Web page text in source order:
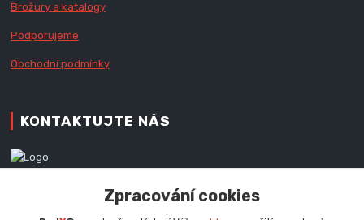
Brožury a katalogy
Podporujeme
Obchodní podmínky
KONTAKTUJTE NÁS
+420 777 979 111Zpracování cookies